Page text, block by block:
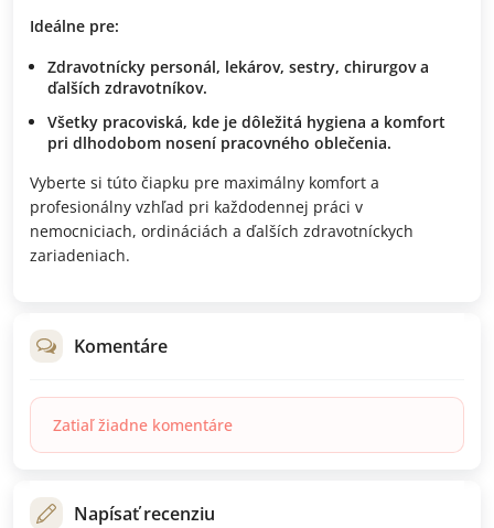
Ideálne pre:
Zdravotnícky personál, lekárov, sestry, chirurgov a
ďalších zdravotníkov.
Všetky pracoviská, kde je dôležitá hygiena a komfort
pri dlhodobom nosení pracovného oblečenia.
Vyberte si túto čiapku pre maximálny komfort a
profesionálny vzhľad pri každodennej práci v
nemocniciach, ordináciách a ďalších zdravotníckych
zariadeniach.
Komentáre
Zatiaľ žiadne komentáre
Napísať recenziu